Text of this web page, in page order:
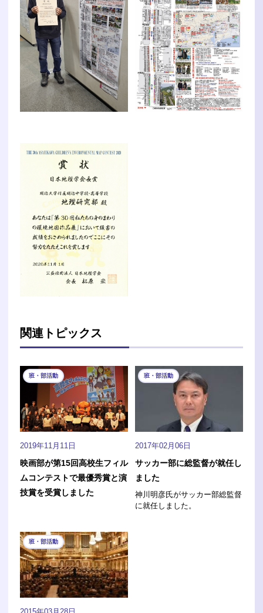
関連トピックス
2019年11月11日
映画部が第15回高校生フィル
ムコンテストで最優秀賞と演
技賞を受賞しました
班・部活動
2017年02月06日
サッカー部に総監督が就任し
ました
班・部活動
神川明彦氏がサッカー部総監督
に就任しました。
班・部活動